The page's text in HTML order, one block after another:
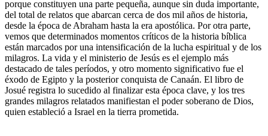
porque constituyen una parte pequeña, aunque sin duda importante,
del total de relatos que abarcan cerca de dos mil años de historia,
desde la época de Abraham hasta la era apostólica. Por otra parte,
vemos que determinados momentos críticos de la historia bíblica
están marcados por una intensificación de la lucha espiritual y de los
milagros. La vida y el ministerio de Jesús es el ejemplo más
destacado de tales períodos, y otro momento significativo fue el
éxodo de Egipto y la posterior conquista de Canaán. El libro de
Josué registra lo sucedido al finalizar esta época clave, y los tres
grandes milagros relatados manifiestan el poder soberano de Dios,
quien estableció a Israel en la tierra prometida.